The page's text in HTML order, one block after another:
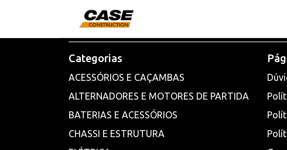
Categorias
ACESSÓRIOS E CAÇAMBAS
ALTERNADORES E MOTORES DE PARTIDA
BATERIAS E ACESSÓRIOS
CHASSI E ESTRUTURA